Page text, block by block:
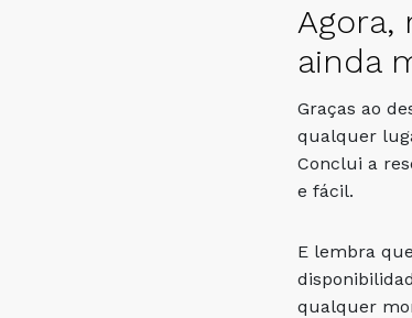
Agora,
ainda
Graças ao
qualquer
Conclui a
e fácil.
E lembra
qualquer